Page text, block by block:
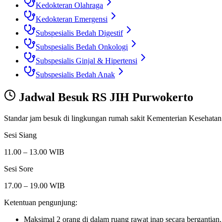
Kedokteran Olahraga
Kedokteran Emergensi
Subspesialis Bedah Digestif
Subspesialis Bedah Onkologi
Subspesialis Ginjal & Hipertensi
Subspesialis Bedah Anak
Jadwal Besuk RS JIH Purwokerto
Standar jam besuk di lingkungan rumah sakit Kementerian
Sesi Siang
11.00 – 13.00 WIB
Sesi Sore
17.00 – 19.00 WIB
Ketentuan pengunjung:
Maksimal 2 orang di dalam ruang rawat inap secara bergantian.